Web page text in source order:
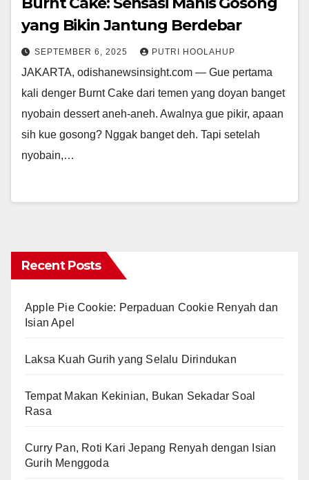
yang Bikin Jantung Berdebar
SEPTEMBER 6, 2025 PUTRI HOOLAHUP
JAKARTA, odishanewsinsight.com — Gue pertama
kali denger Burnt Cake dari temen yang doyan banget
nyobain dessert aneh-aneh. Awalnya gue pikir, apaan
sih kue gosong? Nggak banget deh. Tapi setelah
nyobain,…
Recent Posts
Apple Pie Cookie: Perpaduan Cookie Renyah dan
Isian Apel
Laksa Kuah Gurih yang Selalu Dirindukan
Tempat Makan Kekinian, Bukan Sekadar Soal
Rasa
Curry Pan, Roti Kari Jepang Renyah dengan Isian
Gurih Menggoda